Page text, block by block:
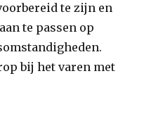
te zijn en
te passen op
bij het varen met